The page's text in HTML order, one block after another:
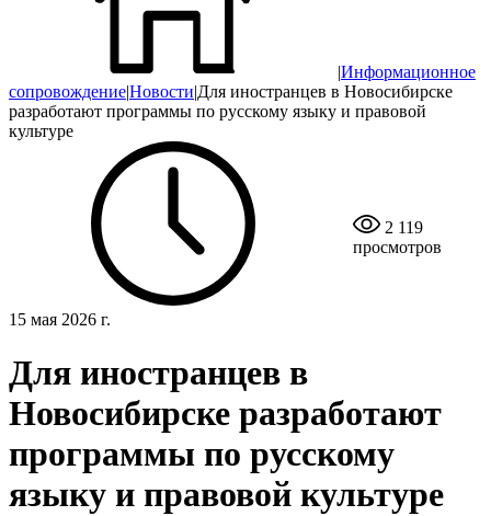
|Информационное
сопровождение|Новости|Для иностранцев в Новосибирске
разработают программы по русскому языку и правовой
культуре
15 мая 2026 г.
2 119
просмотров
Для иностранцев в
Новосибирске разработают
программы по русскому
языку и правовой культуре